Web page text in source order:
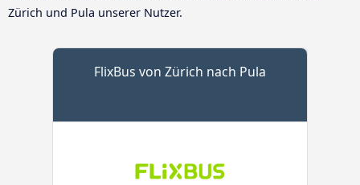
Zürich und Pula unserer Nutzer.
FlixBus von Zürich nach Pula